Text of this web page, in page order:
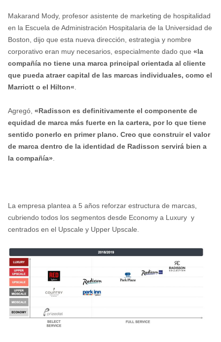
Makarand Mody, profesor asistente de marketing de hospitalidad
en la Escuela de Administración Hospitalaria de la Universidad de
Boston, dijo que esta nueva dirección, estrategia y nombre
corporativo eran muy necesarios, especialmente dado que «la
compañía no tiene una marca principal orientada al cliente
que pueda atraer capital de las marcas individuales, como el
Marriott o el Hilton«
Agregó, «Radisson es definitivamente el componente de
equidad de marca más fuerte en la cartera, por lo que tiene
sentido ponerlo en primer plano. Creo que construir el valor
de marca dentro de la identidad de Radisson servirá bien a
la compañía»
La empresa plantea a 5 años reforzar estructura de marcas,
cubriendo todos los segmentos desde Economy a Luxury y
centrados en el Upscale y Upper Upscale.